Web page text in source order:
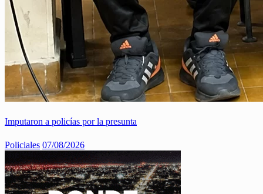
Imputaron a policías por la presunta
Policiales 07/08/2026